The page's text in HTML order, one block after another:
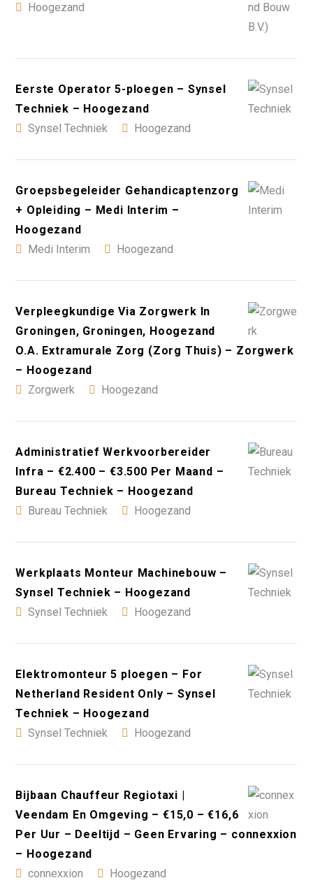
Hoogezand
Eerste Operator 5-ploegen – Synsel
Techniek – Hoogezand
Synsel Techniek
Hoogezand
Groepsbegeleider Gehandicaptenzorg
+ Opleiding – Medi Interim –
Hoogezand
Medi Interim
Hoogezand
Verpleegkundige Via Zorgwerk In
Groningen, Groningen, Hoogezand
O.A. Extramurale Zorg (Zorg Thuis) – Zorgwerk
– Hoogezand
Zorgwerk
Hoogezand
Administratief Werkvoorbereider
Infra – €2.400 – €3.500 Per Maand –
Bureau Techniek – Hoogezand
Bureau Techniek
Hoogezand
Werkplaats Monteur Machinebouw –
Synsel Techniek – Hoogezand
Synsel Techniek
Hoogezand
Elektromonteur 5 ploegen – For
Netherland Resident Only – Synsel
Techniek – Hoogezand
Synsel Techniek
Hoogezand
Bijbaan Chauffeur Regiotaxi |
Veendam En Omgeving – €15,0 – €16,6
Per Uur – Deeltijd – Geen Ervaring – connexxion
– Hoogezand
connexxion
Hoogezand